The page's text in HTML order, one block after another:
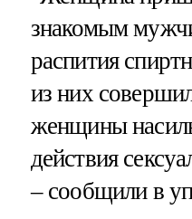
знакомым
распития
из них
женщины
действия
– сообщили в